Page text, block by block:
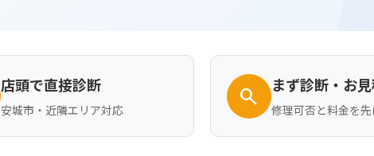
店頭で直接診断
安城市・近隣エリア対応
search まず診断・お
修理可否と料金を